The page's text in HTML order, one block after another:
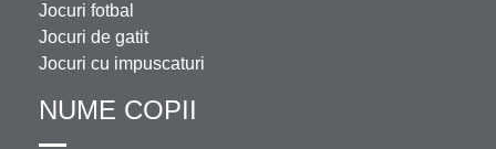
Jocuri fotbal
Jocuri de gatit
Jocuri cu impuscaturi
NUME COPII